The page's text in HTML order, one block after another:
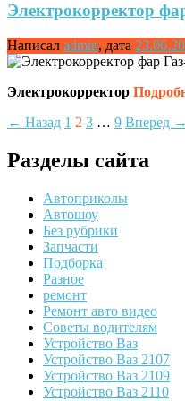
Электрокорректор
Написал admin, дата
Электрокорректор
Posts
← Назад 1 2 3 … 9 Вперед →
Разделы сайта
Автоприколы
Автошоу
Без рубрики
Запчасти
Подборка
Разное
ремонт
Ремонт авто видео
Советы водителям
Устройство Ваз
Устройство Ваз 2107
Устройство Ваз 2109
Устройство Ваз 2110